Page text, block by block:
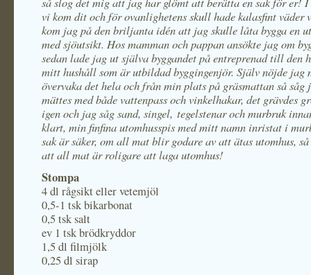
vi kom dit och för ovanlighetens skull hade kalasfint väder
kom jag på den briljanta idén att jag skulle låta bygga en
med sjöutsikt. Hos mamman och pappan ansökte jag om
sedan lade jag ut själva byggandet på entreprenad till den
mitt hushåll som är utbildad byggingenjör. Själv nöjde jag
övervaka det hela och från min plats på gräsmattan så såg
mättes med både vattenpass och vinkelhakar, det grävdes
igen och jag såg sand, singel, tegelstenar och murbruk
klart, min finfina utomhusspis med mitt namn inristat i
sak är säker, om all mat blir godare av att ätas utomhus,
att all mat är roligare att laga utomhus!
Stompa
4 dl rågsikt eller vetemjöl
0,5-1 tsk bikarbonat
0,5 tsk salt
ev 1 tsk brödkryddor
1,5 dl filmjölk
0,25 dl sirap